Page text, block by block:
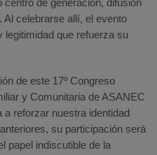
de generación, difusión
celebrarse allí, el evento
legitimidad que refuerza su
de este 17º Congreso
y Comunitaria de ASANEC
reforzar nuestra identidad
su participación será
papel indiscutible de la